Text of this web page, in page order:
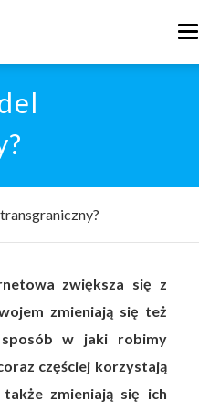
zwiększa się z
zmieniają się też
w jaki robimy
częściej korzystają
zmieniają się ich